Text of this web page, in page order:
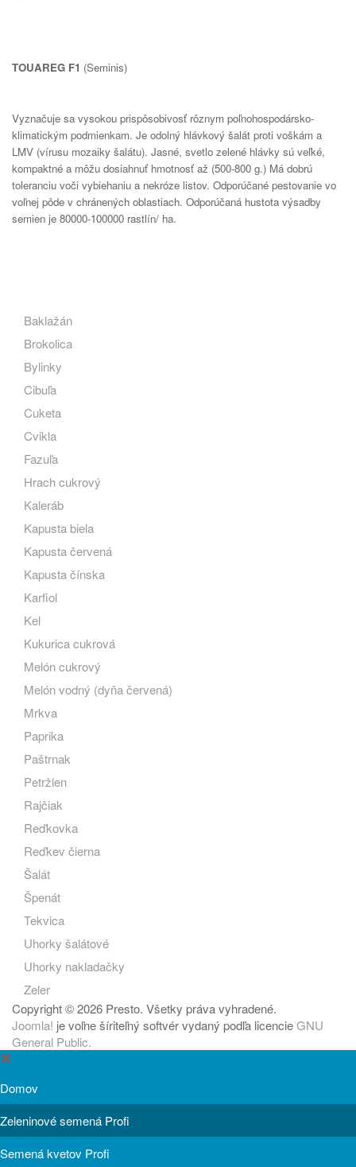
TOUAREG F1 (Seminis)
Vyznačuje sa vysokou prispôsobivosť rôznym poľnohospodársko-
klimatickým podmienkam. Je odolný hlávkový šalát proti voškám a
LMV (vírusu mozaiky šalátu). Jasné, svetlo zelené hlávky sú veľké,
kompaktné a môžu dosiahnuť hmotnosť až (500-800 g.) Má dobrú
toleranciu voči vybiehaniu a nekróze listov. Odporúčané pestovanie vo
voľnej pôde v chránených oblastiach. Odporúčaná hustota výsadby
semien je 80000-100000 rastlín/ ha.
Baklažán
Brokolica
Bylinky
Cibuľa
Cuketa
Cvikla
Fazuľa
Hrach cukrový
Kaleráb
Kapusta biela
Kapusta červená
Kapusta čínska
Karfiol
Kel
Kukurica cukrová
Melón cukrový
Melón vodný (dyňa červená)
Mrkva
Paprika
Paštrnak
Petržlen
Rajčiak
Reďkovka
Reďkev čierna
Šalát
Špenát
Tekvica
Uhorky šalátové
Uhorky nakladačky
Zeler
Copyright © 2026 Presto. Všetky práva vyhradené.
Joomla! je voľne šíriteľný softvér vydaný podľa licencieGNU
General Public.
Domov
Zeleninové semená Profi
Semená kvetov Profi